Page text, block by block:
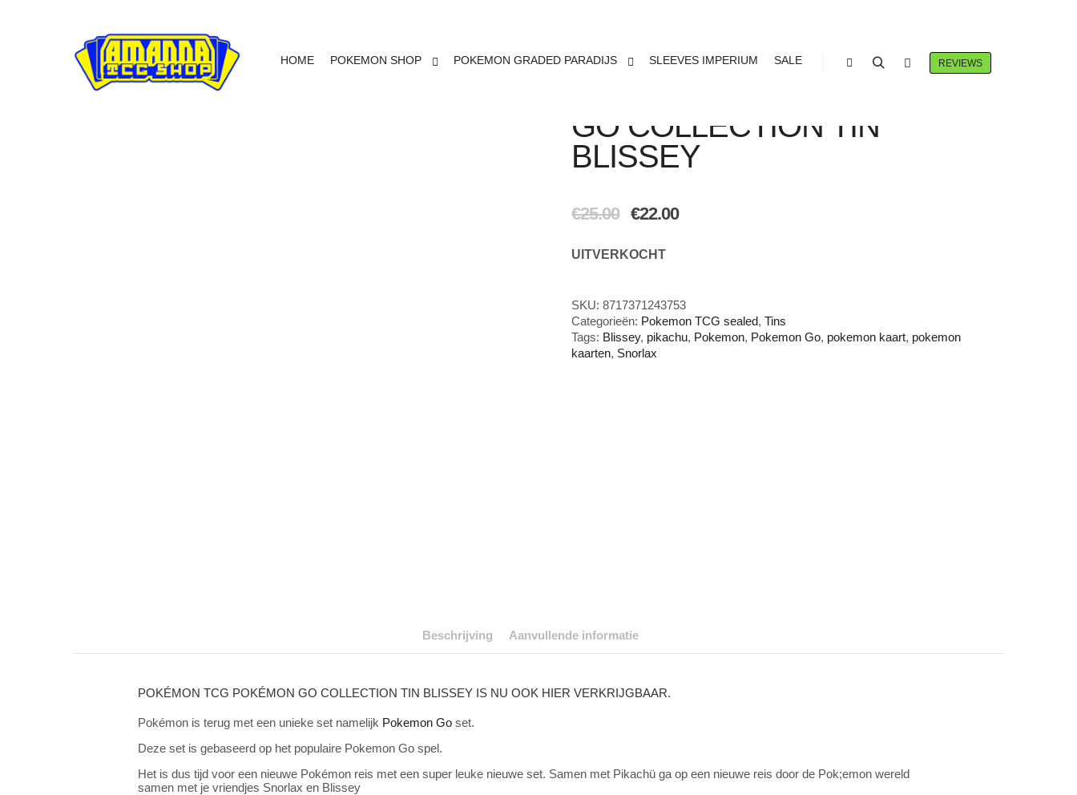
HOME POKEMON SHOP POKEMON GRADED PARADIJS SLEEVES IMPERIUM SALE REVIEWS
GO COLLECTION TIN
BLISSEY
€25.00
Oorspronkelijke
€25.00.
€22.00Huidige
UITVERKOCHT
SKU:8717371243753
Categorieën: Pokemon TCG sealed,Tins
Tags: Blissey, pikachu, Pokemon, Pokemon Go, pokemon kaart, pokemon
kaarten, Snorlax
Beschrijving Aanvullende informatie
POKÉMON TCG POKÉMON GO COLLECTION TIN BLISSEY IS NU OOK HIER VERKRIJGBAAR.
Pokémon is terug met een unieke set namelijk Pokemon Go set.
Deze set is gebaseerd op het populaire Pokemon Go spel.
Het is dus tijd voor een nieuwe Pokémon reis met een super leuke nieuwe set. Samen met Pikachü ga op een nieuwe reis door de Pok;emon wereld
samen met je vriendjes Snorlax en Blissey